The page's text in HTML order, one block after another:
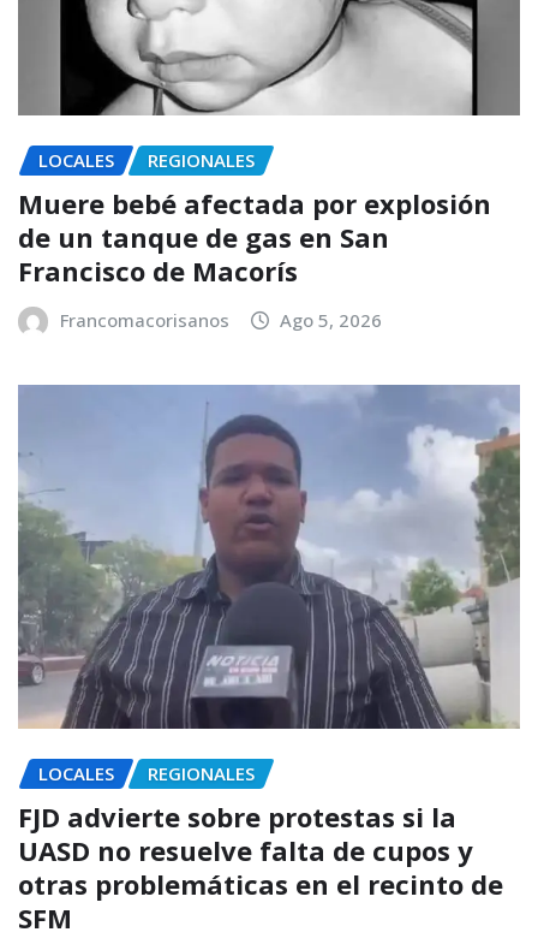
LOCALES REGIONALES
Muere bebé afectada por explosión
de un tanque de gas en San
Francisco de Macorís
Francomacorisanos Ago 5, 2026
LOCALES REGIONALES
FJD advierte sobre protestas si la
UASD no resuelve falta de cupos y
otras problemáticas en el recinto de
SFM